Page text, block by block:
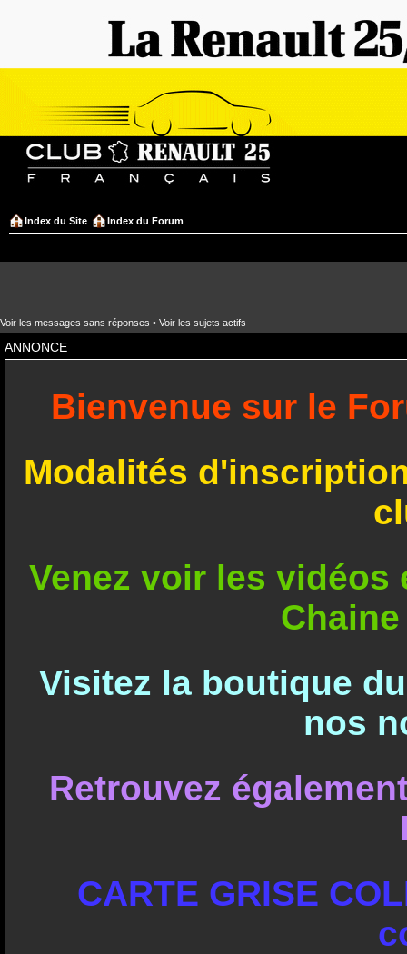
Index du Site Index du Forum
Voir les messages sans réponses • Voir les sujets actifs
ANNONCE
Bienvenue sur le
Modalités
Venez voir les
Visitez la boutique
nos
Retrouvez
CARTE GRISE